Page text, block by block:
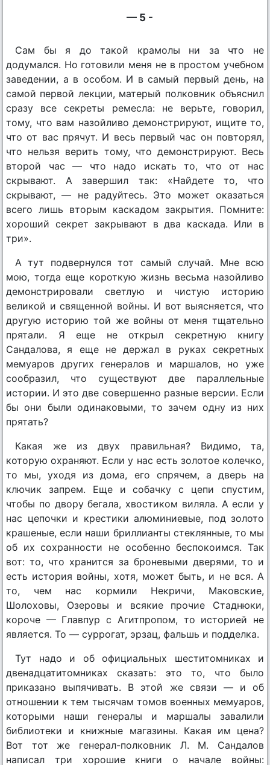
— 5 -
Сам бы я до такой крамолы ни за что не
додумался. Но готовили меня не в простом учебном
заведении, а в особом. И в самый первый день, на
самой первой лекции, матерый полковник объяснил
сразу все секреты ремесла: не верьте, говорил,
тому, что вам назойливо демонстрируют, ищите то,
что от вас прячут. И весь первый час он повторял,
что нельзя верить тому, что демонстрируют. Весь
второй час — что надо искать то, что от нас
скрывают. А завершил так: «Найдете то, что
скрывают, — не радуйтесь. Это может оказаться
всего лишь вторым каскадом закрытия. Помните:
хороший секрет закрывают в два каскада. Или в
три».
А тут подвернулся тот самый случай. Мне всю
мою, тогда еще короткую жизнь весьма назойливо
демонстрировали светлую и чистую историю
великой и священной войны. И вот выясняется, что
другую историю той же войны от меня тщательно
прятали. Я еще не открыл секретную книгу
Сандалова, я еще не держал в руках секретных
мемуаров других генералов и маршалов, но уже
сообразил, что существуют две параллельные
истории. И это две совершенно разные версии. Если
бы они были одинаковыми, то зачем одну из них
прятать?
Какая же из двух правильная? Видимо, та,
которую охраняют. Если у нас есть золотое колечко,
то мы, уходя из дома, его спрячем, а дверь на
ключик запрем. Еще и собачку с цепи спустим,
чтобы по двору бегала, хвостиком виляла. А если у
нас цепочки и крестики алюминиевые, под золото
крашеные, если наши бриллианты стеклянные, то мы
об их сохранности не особенно беспокоимся. Так
вот: то, что хранится за броневыми дверями, то и
есть история войны, хотя, может быть, и не вся. А
то, чем нас кормили Некричи, Маковские,
Шолоховы, Озеровы и всякие прочие Стаднюки,
короче — Главпур с Агитпропом, то историей не
является. То — суррогат, эрзац, фальшь и подделка.
Тут надо и об официальных шеститомниках и
двенадцатитомниках сказать: это то, что было
приказано выпячивать. В этой же связи — и об
отношении к тем тысячам томов военных мемуаров,
которыми наши генералы и маршалы завалили
библиотеки и книжные магазины. Какая им цена?
Вот тот же генерал-полковник Л. М. Сандалов
написал три хорошие книги о начале войны: